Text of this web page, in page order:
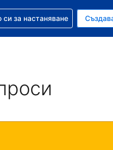
долар
за настаняване